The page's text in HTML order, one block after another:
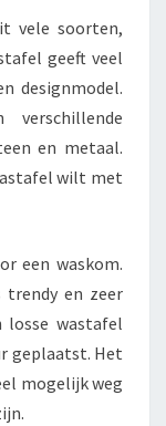
vele soorten,
geeft veel
designmodel.
en metaal.
wilt met
een waskom.
trendy en zeer
losse wastafel
geplaatst. Het
mogelijk weg